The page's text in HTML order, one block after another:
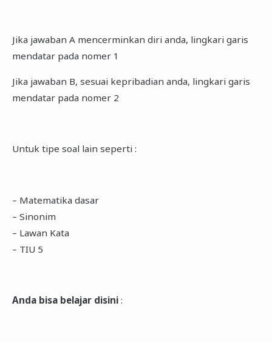
Jika jawaban A mencerminkan diri anda, lingkari garis
mendatar pada nomer 1
Jika jawaban B, sesuai kepribadian anda, lingkari garis
mendatar pada nomer 2
Untuk tipe soal lain seperti :
– Matematika dasar
– Sinonim
– Lawan Kata
– TIU 5
Anda bisa belajar disini: